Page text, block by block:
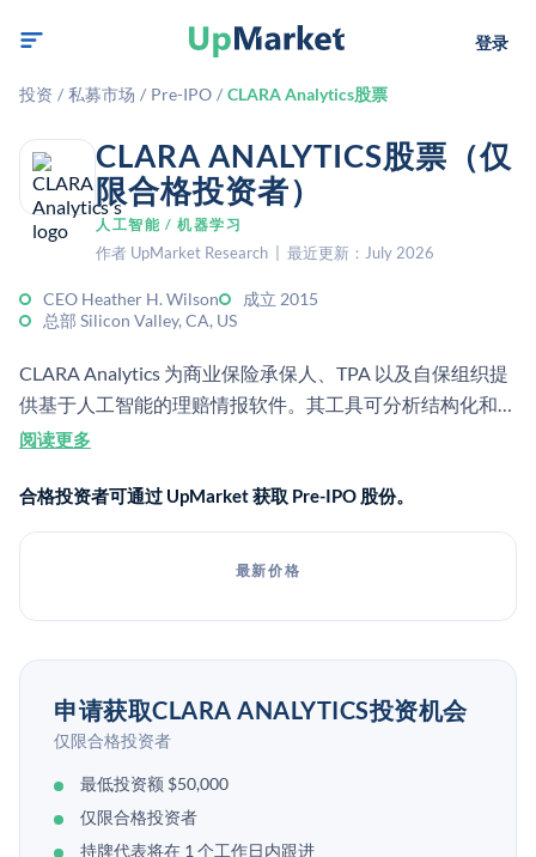
登录
投资 / 私募市场 / Pre-IPO / CLARA Analytics股票
CLARA ANALYTICS股票（仅
限合格投资者）
人工智能 / 机器学习
作者 UpMarket Research | 最近更新：July 2026
CEO Heather H. Wilson
成立 2015
总部 Silicon Valley, CA, US
CLARA Analytics 为商业保险承保人、TPA 以及自保组织提
供基于人工智能的理赔情报软件。其工具可分析结构化和非
结构化的理赔数据，以改善结果、降低成本并为理赔员提供
阅读更多
合格投资者可通过 UpMarket 获取 Pre-IPO 股份。
最新价格
申请获取CLARA ANALYTICS投资机会
仅限合格投资者
最低投资额 $50,000
仅限合格投资者
持牌代表将在 1 个工作日内跟进